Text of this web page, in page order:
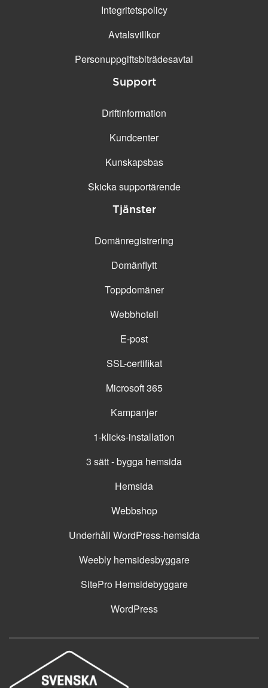
Integritetspolicy
Avtalsvillkor
Personuppgifts­biträdesavtal
Support
Driftinformation
Kundcenter
Kunskapsbas
Skicka supportärende
Tjänster
Domänregistrering
Domänflytt
Toppdomäner
Webbhotell
E-post
SSL-certifikat
Microsoft 365
Kampanjer
1-klicks-installation
3 sätt - bygga hemsida
Hemsida
Webbshop
Underhåll WordPress-hemsida
Weebly hemsidesbyggare
SitePro Hemsidebyggare
WordPress